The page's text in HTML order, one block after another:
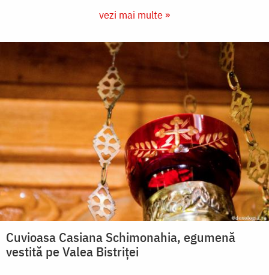
vezi mai multe »
Cuvioasa Casiana Schimonahia, egumenă
vestită pe Valea Bistriței